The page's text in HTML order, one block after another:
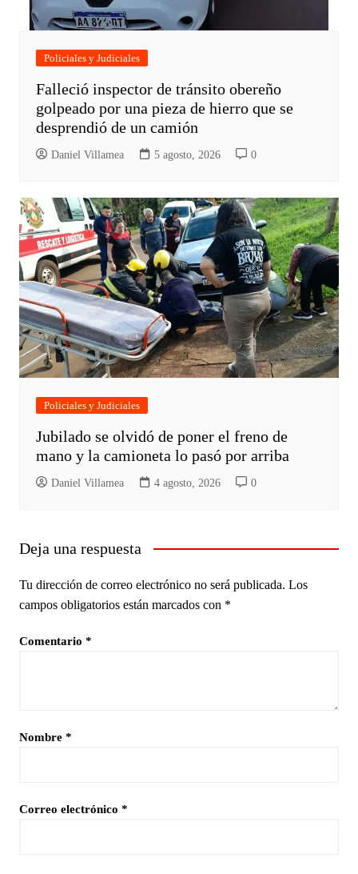
Policiales y Judiciales
Falleció inspector de tránsito obereño
golpeado por una pieza de hierro que se
desprendió de un camión
Daniel Villamea 5 agosto, 2026 0
Policiales y Judiciales
Jubilado se olvidó de poner el freno de
mano y la camioneta lo pasó por arriba
Daniel Villamea 4 agosto, 2026 0
Deja una respuesta
Tu dirección de correo electrónico no será publicada. Los
campos obligatorios están marcados con *
Comentario *
Nombre *
Correo electrónico *